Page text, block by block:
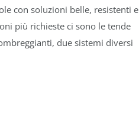
con soluzioni belle, resistenti e
più richieste ci sono le tende
due sistemi diversi